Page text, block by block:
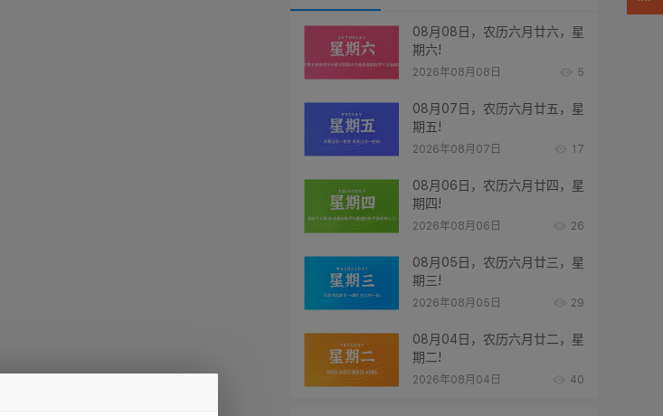
08月08日，农历六月廿六，星
期六!
2026年08月08日 5
08月07日，农历六月廿五，星
期五!
2026年08月07日 17
08月06日，农历六月廿四，星
期四!
2026年08月06日 26
08月05日，农历六月廿三，星
期三!
2026年08月05日 29
08月04日，农历六月廿二，星
期二!
2026年08月04日 40